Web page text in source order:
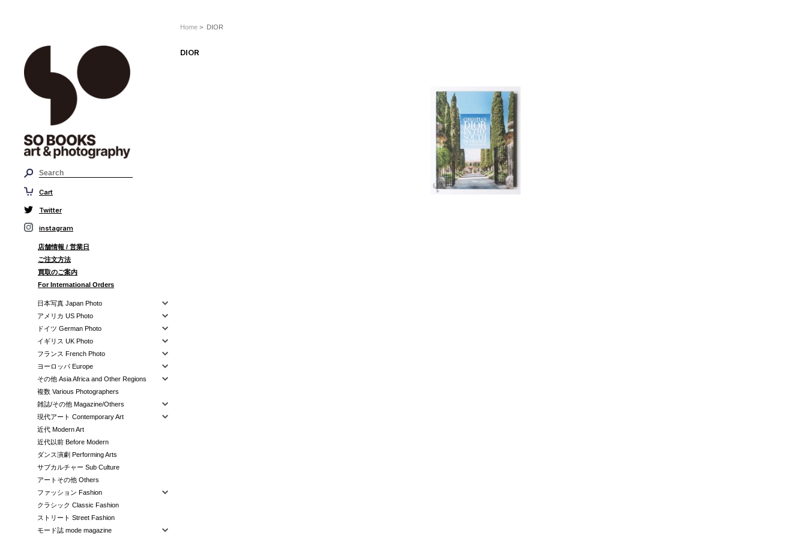
Cart
Twitter
instagram
店舗情報 / 営業日
ご注文方法
買取のご案内
For International Orders
日本写真 Japan Photo
アメリカ US Photo
ドイツ German Photo
イギリス UK Photo
フランス French Photo
ヨーロッパ Europe
その他 Asia Africa and Other Regions
複数 Various Photographers
雑誌/その他 Magazine/Others
現代アート Contemporary Art
近代 Modern Art
近代以前 Before Modern
ダンス演劇 Performing Arts
サブカルチャー Sub Culture
アートその他 Others
ファッション Fashion
クラシック Classic Fashion
ストリート Street Fashion
モード誌 mode magazine
Home > DIOR
DIOR